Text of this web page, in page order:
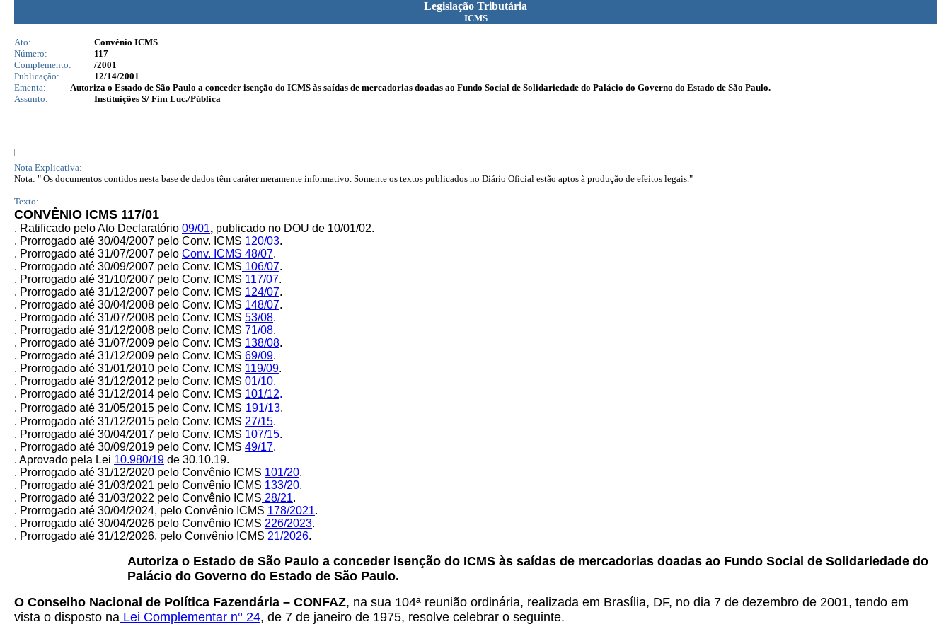
Legislação Tributária
ICMS
Ato:
Convênio ICMS
Número:
117
Complemento:
/2001
Publicação:
12/14/2001
Ementa:
Autoriza o Estado de São Paulo a conceder isenção do ICMS às saídas de mercadorias doadas ao Fundo Social de Solidariedade do Palácio do Governo do Estado de São Paulo.
Assunto:
Instituições S/ Fim Luc./Pública
Nota Explicativa:
Nota: " Os documentos contidos nesta base de dados têm caráter meramente informativo. Somente os textos publicados no Diário Oficial estão aptos à produção de efeitos legais."
Texto:
CONVÊNIO ICMS 117/01
. Ratificado pelo Ato Declaratório 09/01, publicado no DOU de 10/01/02.
. Prorrogado até 30/04/2007 pelo Conv. ICMS 120/03.
. Prorrogado até 31/07/2007 pelo Conv. ICMS 48/07.
. Prorrogado até 30/09/2007 pelo Conv. ICMS 106/07.
. Prorrogado até 31/10/2007 pelo Conv. ICMS 117/07.
. Prorrogado até 31/12/2007 pelo Conv. ICMS 124/07.
. Prorrogado até 30/04/2008 pelo Conv. ICMS 148/07.
. Prorrogado até 31/07/2008 pelo Conv. ICMS 53/08.
. Prorrogado até 31/12/2008 pelo Conv. ICMS 71/08.
. Prorrogado até 31/07/2009 pelo Conv. ICMS 138/08.
. Prorrogado até 31/12/2009 pelo Conv. ICMS 69/09.
. Prorrogado até 31/01/2010 pelo Conv. ICMS 119/09.
. Prorrogado até 31/12/2012 pelo Conv. ICMS 01/10.
. Prorrogado até 31/12/2014 pelo Conv. ICMS 101/12.
. Prorrogado até 31/05/2015 pelo Conv. ICMS 191/13.
. Prorrogado até 31/12/2015 pelo Conv. ICMS 27/15.
. Prorrogado até 30/04/2017 pelo Conv. ICMS 107/15.
. Prorrogado até 30/09/2019 pelo Conv. ICMS 49/17.
. Aprovado pela Lei 10.980/19 de 30.10.19.
. Prorrogado até 31/12/2020 pelo Convênio ICMS 101/20.
. Prorrogado até 31/03/2021 pelo Convênio ICMS 133/20.
. Prorrogado até 31/03/2022 pelo Convênio ICMS 28/21.
. Prorrogado até 30/04/2024, pelo Convênio ICMS 178/2021.
. Prorrogado até 30/04/2026 pelo Convênio ICMS 226/2023.
. Prorrogado até 31/12/2026, pelo Convênio ICMS 21/2026.
Autoriza o Estado de São Paulo a conceder isenção do ICMS às saídas de mercadorias doadas ao Fundo Social de Solidariedade do
Palácio do Governo do Estado de São Paulo.
O Conselho Nacional de Política Fazendária – CONFAZ, na sua 104ª reunião ordinária, realizada em Brasília, DF, no dia 7 de dezembro de 2001, tendo em
vista o disposto na Lei Complementar n° 24, de 7 de janeiro de 1975, resolve celebrar o seguinte.